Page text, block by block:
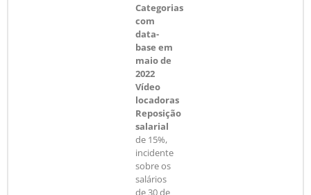
Categorias
com
data-
base em
maio de
2022
Vídeo
locadoras
Reposição
salarial
de 15%,
incidente
sobre os
salários
de 30 de